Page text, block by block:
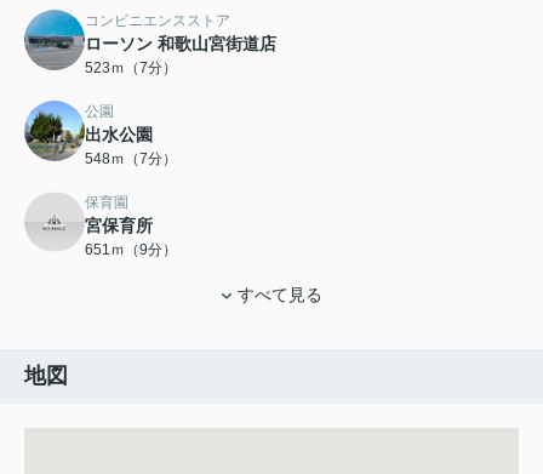
コンビニエンスストア
ローソン 和歌山宮街道店
523ｍ（7分）
公園
出水公園
548ｍ（7分）
保育園
宮保育所
651ｍ（9分）
すべて見る
地図